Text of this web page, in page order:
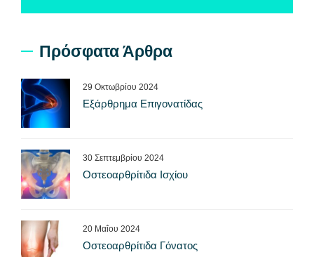
Πρόσφατα Άρθρα
29 Οκτωβρίου 2024
Εξάρθρημα Επιγονατίδας
30 Σεπτεμβρίου 2024
Οστεοαρθρίτιδα Ισχίου
20 Μαΐου 2024
Οστεοαρθρίτιδα Γόνατος